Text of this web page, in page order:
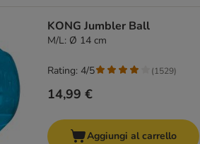
KONG Jumbler Ball
M/L: Ø 14 cm
14,99 €
Rating: 4/5 (1529)
Aggiungi al carrello